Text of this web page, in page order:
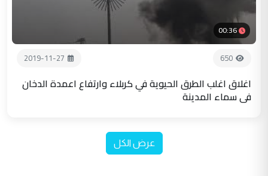
00:36
650
2019-11-27
اغلاق اغلب الطرق الحيوية في كربلاء وارتفاع اعمدة الدخان
في سماء المدينة
عرض الكل